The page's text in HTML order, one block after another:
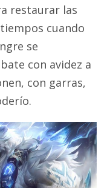
restaurar las
cuando
se
con avidez a
con garras,